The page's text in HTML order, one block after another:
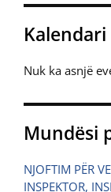
Nuk ka asnjë
Mundësi
NJOFTIM PËR
INSPEKTOR,